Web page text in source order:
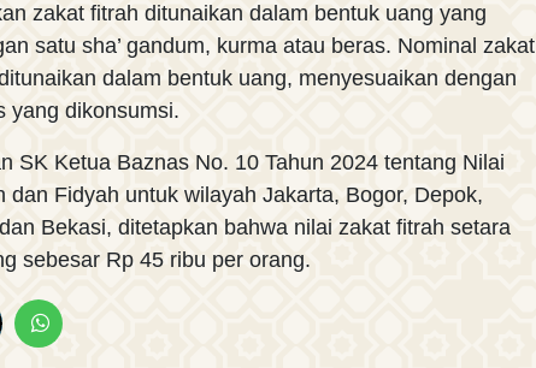
zakat fitrah ditunaikan dalam bentuk uang yang
satu sha’ gandum, kurma atau beras. Nominal zakat
dalam bentuk uang, menyesuaikan dengan
yang dikonsumsi.
SK Ketua Baznas No. 10 Tahun 2024 tentang Nilai
dan Fidyah untuk wilayah Jakarta, Bogor, Depok,
Bekasi, ditetapkan bahwa nilai zakat fitrah setara
sebesar Rp 45 ribu per orang.